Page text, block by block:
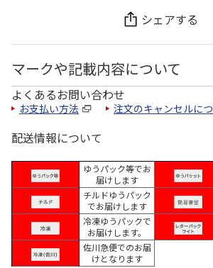
シェアする
マークや記載内容について
よくあるお問い合わせ
お支払い方法 注文のキャンセルに
配送情報について
ゆうパック等でお
届けします
チルドゆうパック
でお届けします
冷凍ゆうパックで
お届けします。
佐川急便でのお届
けとなります